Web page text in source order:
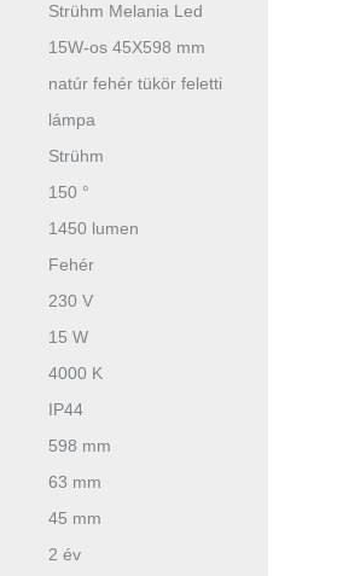
Strühm Melania Led
15W-os 45X598 mm
natúr fehér tükör feletti
lámpa
Strühm
150 °
1450 lumen
Fehér
230 V
15 W
4000 K
IP44
598 mm
63 mm
45 mm
2 év